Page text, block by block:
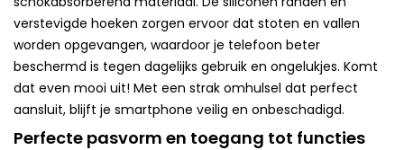
verstevigde hoeken zorgen ervoor dat stoten en vallen
worden opgevangen, waardoor je telefoon beter
beschermd is tegen dagelijks gebruik en ongelukjes. Komt
dat even mooi uit! Met een strak omhulsel dat perfect
aansluit, blijft je smartphone veilig en onbeschadigd.
Perfecte pasvorm en toegang tot functies